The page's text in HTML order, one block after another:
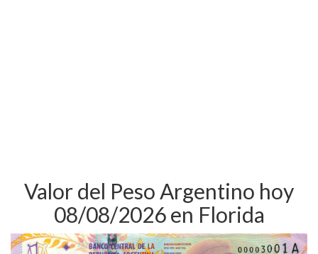
Valor del Peso Argentino hoy
08/08/2026 en Florida